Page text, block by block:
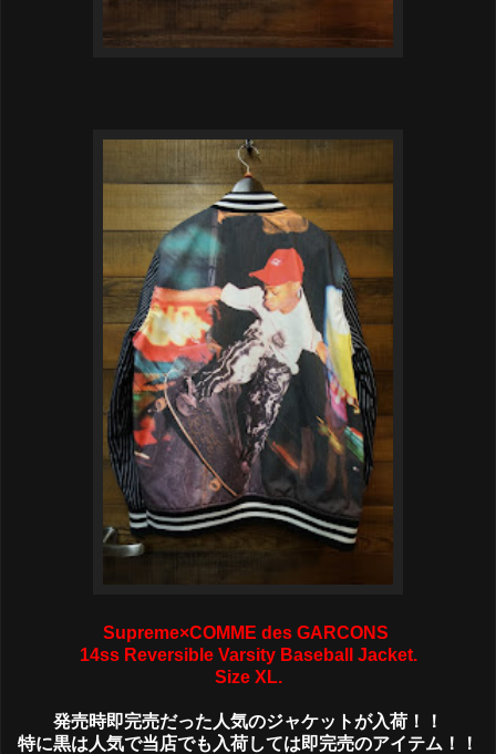
Supreme×COMME des GARCONS
14ss Reversible Varsity Baseball Jacket.
Size XL.
発売時即完売だった人気のジャケットが入荷！！
特に黒は人気で当店でも入荷しては即完売のアイテム！！